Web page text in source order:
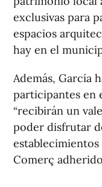
exclusivas para
espacios
hay en el
Además, García
participantes en
“recibirán un
poder disfrutar
Comerç